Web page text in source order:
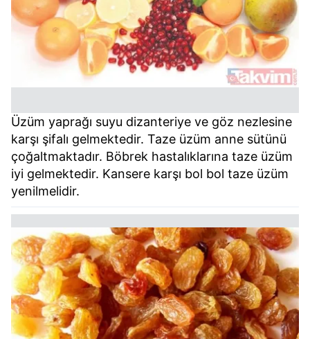
Üzüm yaprağı suyu dizanteriye ve göz nezlesine
karşı şifalı gelmektedir. Taze üzüm anne sütünü
çoğaltmaktadır. Böbrek hastalıklarına taze üzüm
iyi gelmektedir. Kansere karşı bol bol taze üzüm
yenilmelidir.